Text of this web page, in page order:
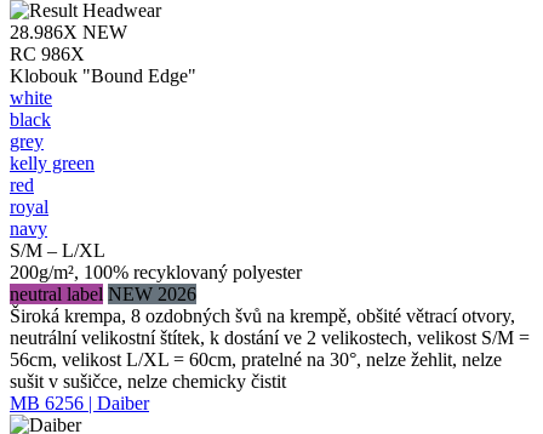
28.986X NEW
RC 986X
Klobouk "Bound Edge"
white
black
grey
kelly green
red
royal
navy
S/M – L/XL
200g/m², 100% recyklovaný polyester
neutral label NEW 2026
Široká krempa, 8 ozdobných švů na krempě, obšité větrací otvory,
neutrální velikostní štítek, k dostání ve 2 velikostech, velikost S/M =
56cm, velikost L/XL = 60cm, pratelné na 30°, nelze žehlit, nelze
sušit v sušičce, nelze chemicky čistit
MB 6256 | Daiber